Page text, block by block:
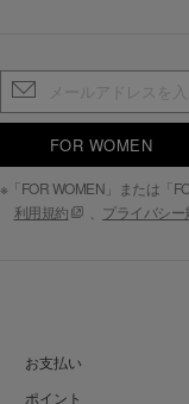
FOR WOMEN
※「FOR WOMEN」または「
利用規約
プライバシー
お支払い
ポイント